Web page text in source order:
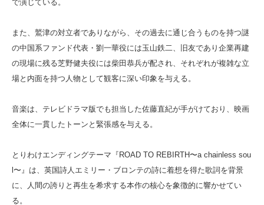
で演じている。
また、鷲津の対立者でありながら、その過去に通じ合うものを持つ謎
の中国系ファンド代表・劉一華役には玉山鉄二、旧友であり企業再建
の現場に残る芝野健夫役には柴田恭兵が配され、それぞれが複雑な立
場と内面を持つ人物として観客に深い印象を与える。
音楽は、テレビドラマ版でも担当した佐藤直紀が手がけており、映画
全体に一貫したトーンと緊張感を与える。
とりわけエンディングテーマ『ROAD TO REBIRTH〜a chainless sou
l〜』は、英国詩人エミリー・ブロンテの詩に着想を得た歌詞を背景
に、人間の誇りと再生を希求する本作の核心を象徴的に響かせてい
る。